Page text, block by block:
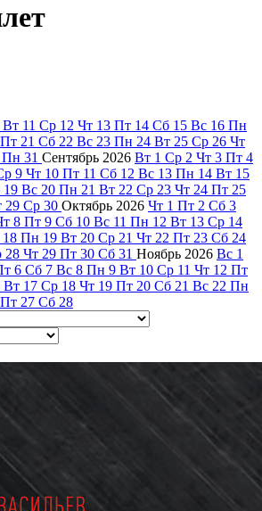
Вт 11 Ср 12 Чт 13 Пт 14 Сб 15 Вс 16 Пн
Пт 21 Сб 22 Вс 23 Пн 24 Вт 25 Ср 26 Чт
Пн 31 Сентябрь 2026 Вт 1 Ср 2 Чт 3 Пт 4
9 Чт 10 Пт 11 Сб 12 Вс 13 Пн 14 Вт 15
19 Вс 20 Пн 21 Вт 22 Ср 23 Чт 24 Пт 25
29 Ср 30 Октябрь 2026 Чт 1 Пт 2 Сб 3
8 Пт 9 Сб 10 Вс 11 Пн 12 Вт 13 Ср 14
18 Пн 19 Вт 20 Ср 21 Чт 22 Пт 23 Сб 24
28 Чт 29 Пт 30 Сб 31 Ноябрь 2026 Вс 1
6 Сб 7 Вс 8 Пн 9 Вт 10 Ср 11 Чт 12 Пт
Вт 17 Ср 18 Чт 19 Пт 20 Сб 21 Вс 22 Пн
Пт 27 Сб 28